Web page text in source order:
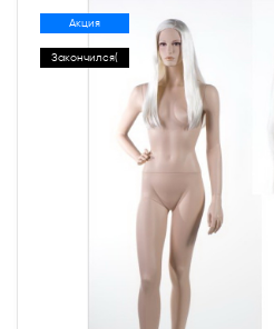
Акция
Закончился(